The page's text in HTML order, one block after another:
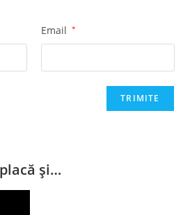
Email *
și…